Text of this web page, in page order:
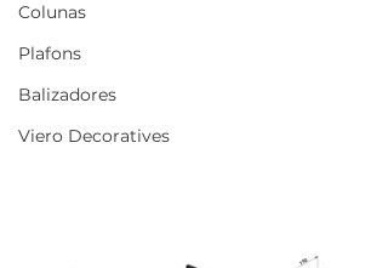
Colunas
Plafons
Balizadores
Viero Decoratives